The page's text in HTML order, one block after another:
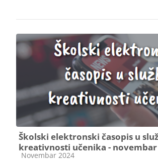
Školski elektronski časopis u
kreativnosti učenika - novembar
Категорија курса
Novembar 2024